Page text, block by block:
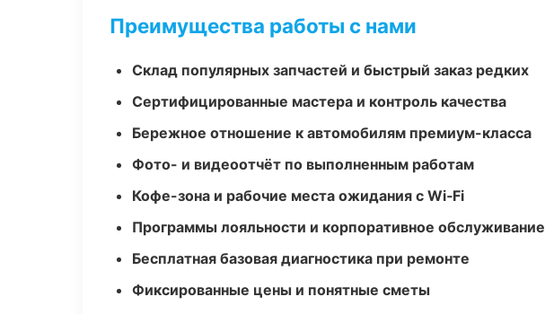
Преимущества работы с нами
Склад популярных запчастей и быстрый заказ редких
Сертифицированные мастера и контроль качества
Бережное отношение к автомобилям премиум-класса
Фото- и видеоотчёт по выполненным работам
Кофе-зона и рабочие места ожидания с Wi‑Fi
Программы лояльности и корпоративное обслуживание
Бесплатная базовая диагностика при ремонте
Фиксированные цены и понятные сметы